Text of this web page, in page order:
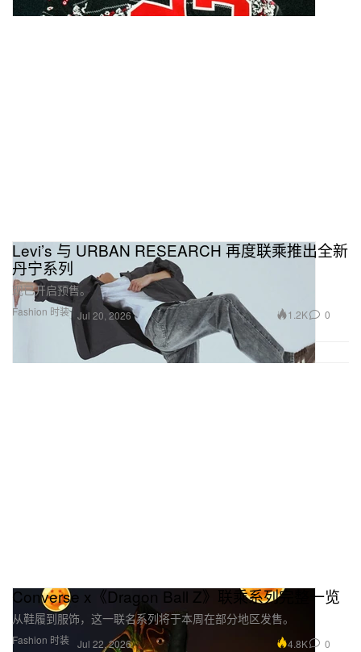
Fashion 时装
Levi’s 与 URBAN RESEARCH 再度联乘推出全新
丹宁系列
现已开启预售。
Jul 20, 2026 1.2K 0
Fashion 时装
Converse x《Dragon Ball Z》联乘系列完整一览
从鞋履到服饰，这一联名系列将于本周在部分地区发售。
Jul 22, 2026 4.8K 0